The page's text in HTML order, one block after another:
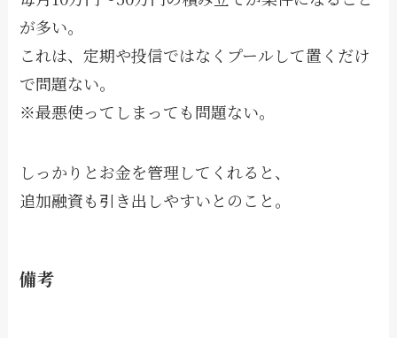
が多い。
これは、定期や投信ではなくプールして置くだけ
で問題ない。
※最悪使ってしまっても問題ない。
しっかりとお金を管理してくれると、
追加融資も引き出しやすいとのこと。
備考